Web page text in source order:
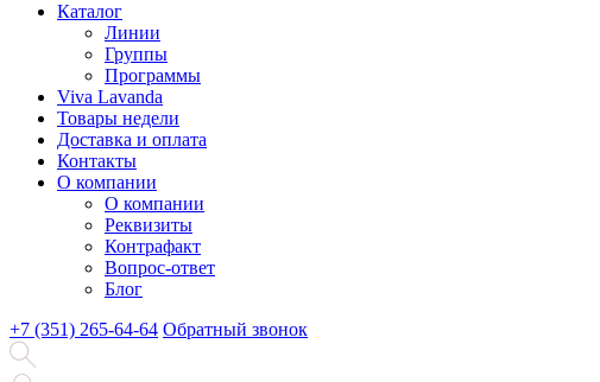
Каталог
Линии
Группы
Программы
Viva Lavanda
Товары недели
Доставка и оплата
Контакты
О компании
О компании
Реквизиты
Контрафакт
Вопрос-ответ
Блог
+7 (351) 265-64-64 Обратный звонок